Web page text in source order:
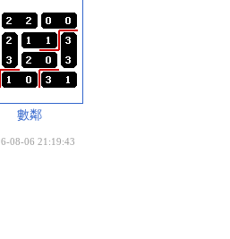
數鄰
08-06 21:19:43